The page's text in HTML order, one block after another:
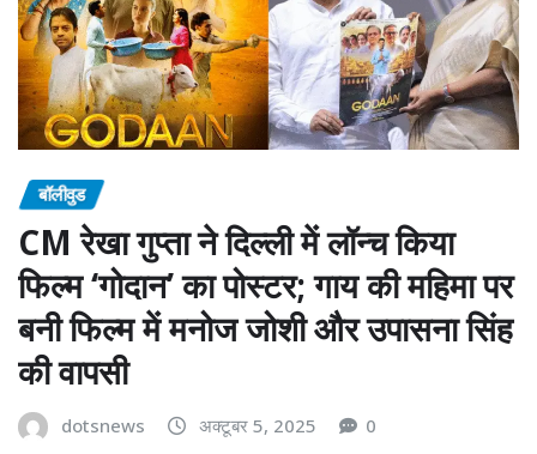
बॉलीवुड
CM रेखा गुप्ता ने दिल्ली में लॉन्च किया
फिल्म ‘गोदान’ का पोस्टर; गाय की महिमा पर
बनी फिल्म में मनोज जोशी और उपासना सिंह
की वापसी
dotsnews अक्टूबर 5, 2025 0